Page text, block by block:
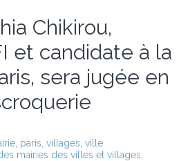
Chikirou,
et candidate à la
sera jugée en
paris villages ville
mairies des villes et villages